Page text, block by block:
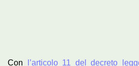
Con
l’articolo 11 del decreto